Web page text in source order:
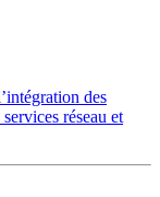
des
réseau et